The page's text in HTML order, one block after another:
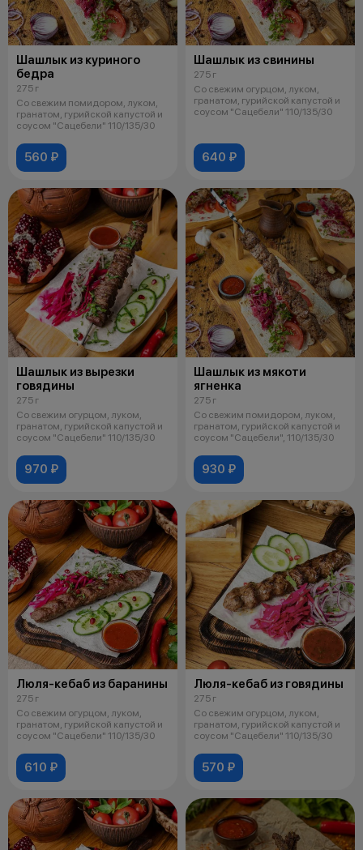
Шашлык из куриного
бедра
275 г
Со свежим помидором, луком,
гранатом, гурийской капустой и
соусом "Сацебели" 110/135/30
560 ₽
Шашлык из свинины
275 г
Со свежим огурцом, луком,
гранатом, гурийской капустой и
соусом "Сацебели" 110/135/30
640 ₽
Шашлык из вырезки
говядины
275 г
Со свежим огурцом, луком,
гранатом, гурийской капустой и
соусом "Сацебели" 110/135/30
970 ₽
Шашлык из мякоти
ягненка
275 г
Со свежим помидором, луком,
гранатом, гурийской капустой и
соусом "Сацебели", 110/135/30
930 ₽
Люля-кебаб из баранины
275 г
Со свежим огурцом, луком,
гранатом, гурийской капустой и
соусом "Сацебели" 110/135/30
610 ₽
Люля-кебаб из говядины
275 г
Со свежим огурцом, луком,
гранатом, гурийской капустой и
соусом "Сацебели" 110/135/30
570 ₽